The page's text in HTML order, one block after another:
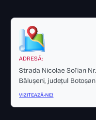
ADRESĂ:
Strada Nicolae Sofian
Bălușeni, județul
VIZITEAZĂ-NE!